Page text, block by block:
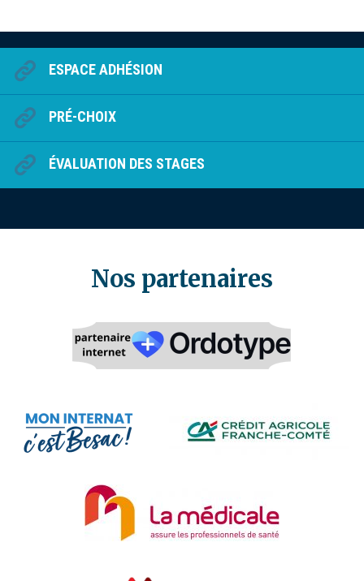
ESPACE ADHÉSION
PRÉ-CHOIX
ÉVALUATION DES STAGES
Nos partenaires